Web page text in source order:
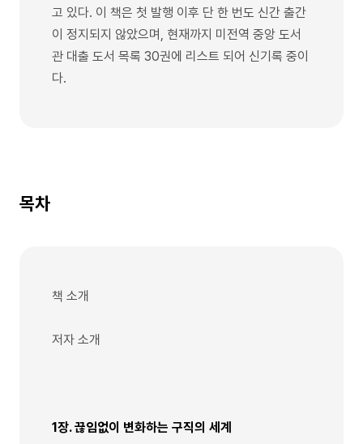
고 있다. 이 책은 첫 발행 이후 단 한 번도 신간 출간
이 정지되지 않았으며, 현재까지 미전역 중앙 도서
관 대출 도서 목록 30권에 리스트 되어 신기록 중이
다.
목차
책 소개
저자 소개
1장. 끊임없이 변화하는 구직의 세계